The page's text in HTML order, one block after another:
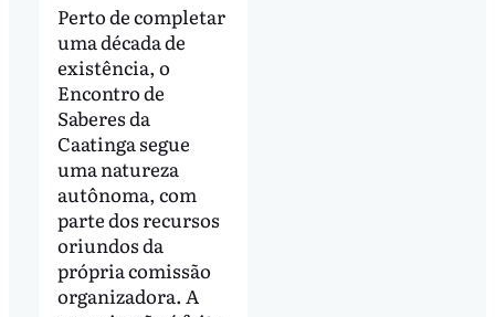
Perto de completar
uma década de
existência, o
Encontro de
Saberes da
Caatinga segue
uma natureza
autônoma, com
parte dos recursos
oriundos da
própria comissão
organizadora. A